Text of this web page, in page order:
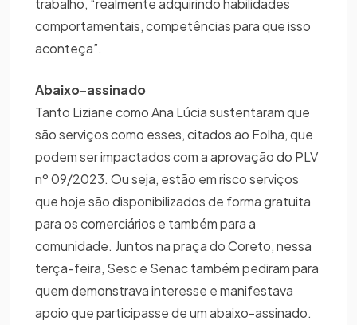
trabalho, “realmente adquirindo habilidades
comportamentais, competências para que isso
aconteça”.
Abaixo-assinado
Tanto Liziane como Ana Lúcia sustentaram que
são serviços como esses, citados ao Folha, que
podem ser impactados com a aprovação do PLV
nº 09/2023. Ou seja, estão em risco serviços
que hoje são disponibilizados de forma gratuita
para os comerciários e também para a
comunidade. Juntos na praça do Coreto, nessa
terça-feira, Sesc e Senac também pediram para
quem demonstrava interesse e manifestava
apoio que participasse de um abaixo-assinado.